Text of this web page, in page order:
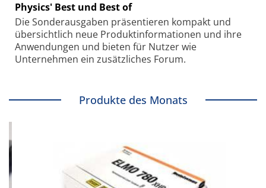
Physics' Best und Best of
Die Sonder­ausgaben präsentieren kompakt und
übersichtlich neue Produkt­informationen und ihre
Anwendungen und bieten für Nutzer wie
Unternehmen ein zusätzliches Forum.
Produkte des Monats